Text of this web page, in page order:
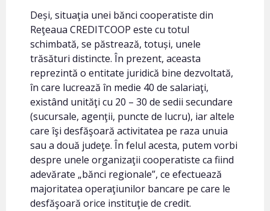
Deși, situaţia unei bănci cooperatiste din
Reţeaua CREDITCOOP este cu totul
schimbată, se păstrează, totuși, unele
trăsături distincte. În prezent, aceasta
reprezintă o entitate juridică bine dezvoltată,
în care lucrează în medie 40 de salariaţi,
existând unităţi cu 20 – 30 de sedii secundare
(sucursale, agenţii, puncte de lucru), iar altele
care îşi desfăşoară activitatea pe raza unuia
sau a două judeţe. În felul acesta, putem vorbi
despre unele organizaţii cooperatiste ca fiind
adevărate „bănci regionale”, ce efectuează
majoritatea operaţiunilor bancare pe care le
desfăşoară orice instituţie de credit.